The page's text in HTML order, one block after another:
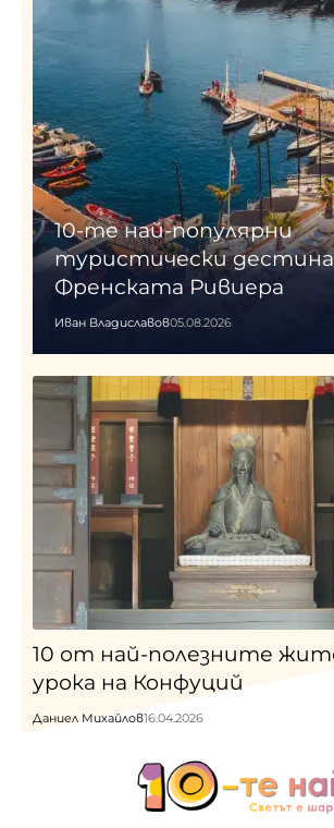
10-те най-популярни
туристически
Френската Ривиера
Иван Владиславов05.08.2026
10 от най-полезните
урока на Конфуций
Даниел Михайлов16.04.2026